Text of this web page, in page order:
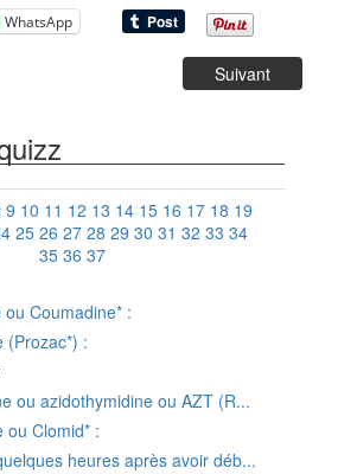
WhatsApp
Suivant
9 10 11 12 13 14 15 16 17 18 19
25 26 27 28 29 30 31 32 33 34
35 36 37
Coumadine* :
(Prozac*) :
ou azidothymidine ou AZT (R...
ou Clomid* :
heures après avoir déb...